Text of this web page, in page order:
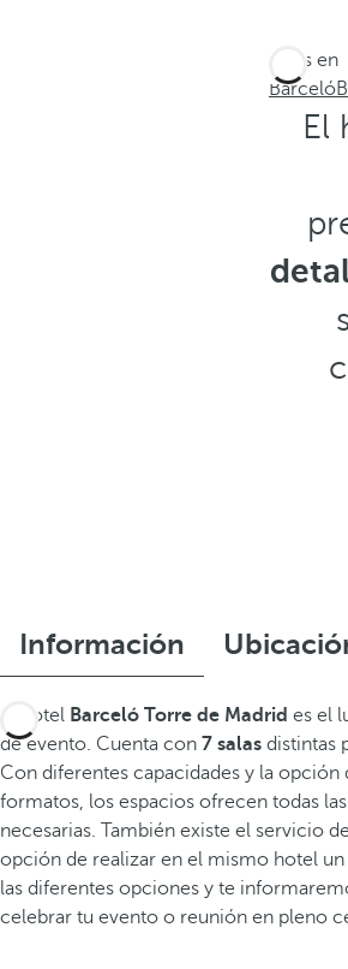
Estás en
Barceló
El
Información
El hotel Barceló Torre de Madrid es el
de evento. Cuenta con 7 salas distintas
Con diferentes capacidades y la opción
formatos, los espacios ofrecen todas
necesarias. También existe el servicio
opción de realizar en el mismo hotel
las diferentes opciones y te
celebrar tu evento o reunión en pleno